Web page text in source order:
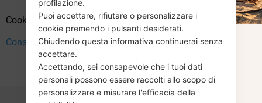
Cookie Policy (UE)
Consenso
profilazione.
Puoi accettare, rifiutare o personalizzare i
cookie premendo i pulsanti desiderati.
Chiudendo questa informativa continuerai senza
accettare.
Accettando, sei consapevole che i tuoi dati
personali possono essere raccolti allo scopo di
personalizzare e misurare l'efficacia della
CHIUSURA
ESTIVA